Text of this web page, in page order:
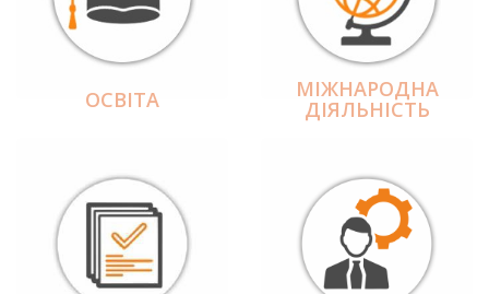
ОСВІТА МІЖНАРОДНА
ДІЯЛЬНІCТЬ